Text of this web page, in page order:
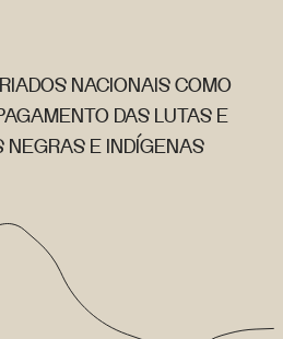
NACIONAIS COMO
DAS LUTAS E
NEGRAS E INDÍGENAS